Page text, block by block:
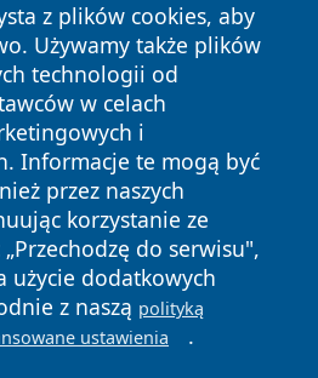
z plików cookies, aby
Używamy także plików
technologii od
w celach
i
Informacje te mogą być
przez naszych
korzystanie ze
do serwisu",
użycie dodatkowych
z naszą polityką
ustawienia .
Wszystkie prawa
Polityka
Cookies